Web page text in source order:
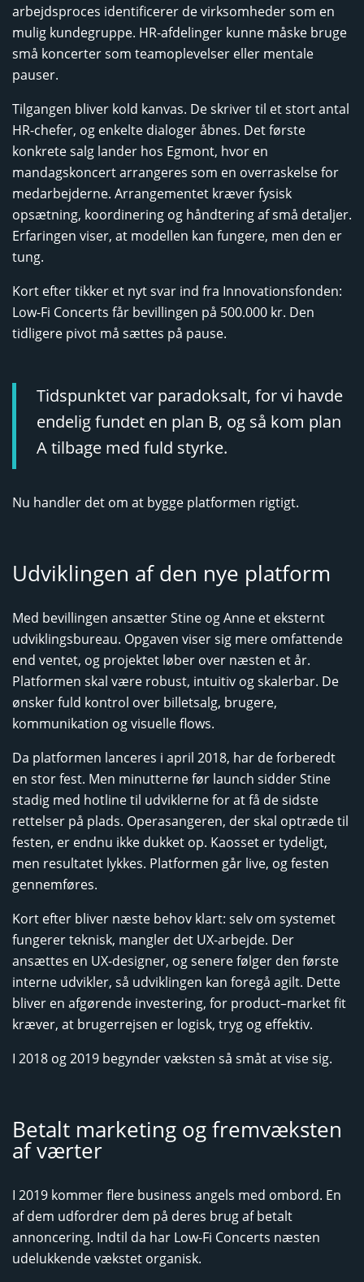
arbejdsproces identificerer de virksomheder som en
mulig kundegruppe. HR-afdelinger kunne måske bruge
små koncerter som teamoplevelser eller mentale
pauser.
Tilgangen bliver kold kanvas. De skriver til et stort antal
HR-chefer, og enkelte dialoger åbnes. Det første
konkrete salg lander hos Egmont, hvor en
mandagskoncert arrangeres som en overraskelse for
medarbejderne. Arrangementet kræver fysisk
opsætning, koordinering og håndtering af små detaljer.
Erfaringen viser, at modellen kan fungere, men den er
tung.
Kort efter tikker et nyt svar ind fra Innovationsfonden:
Low-Fi Concerts får bevillingen på 500.000 kr. Den
tidligere pivot må sættes på pause.
Tidspunktet var paradoksalt, for vi havde
endelig fundet en plan B, og så kom plan
A tilbage med fuld styrke.
Nu handler det om at bygge platformen rigtigt.
Udviklingen af den nye platform
Med bevillingen ansætter Stine og Anne et eksternt
udviklingsbureau. Opgaven viser sig mere omfattende
end ventet, og projektet løber over næsten et år.
Platformen skal være robust, intuitiv og skalerbar. De
ønsker fuld kontrol over billetsalg, brugere,
kommunikation og visuelle flows.
Da platformen lanceres i april 2018, har de forberedt
en stor fest. Men minutterne før launch sidder Stine
stadig med hotline til udviklerne for at få de sidste
rettelser på plads. Operasangeren, der skal optræde til
festen, er endnu ikke dukket op. Kaosset er tydeligt,
men resultatet lykkes. Platformen går live, og festen
gennemføres.
Kort efter bliver næste behov klart: selv om systemet
fungerer teknisk, mangler det UX-arbejde. Der
ansættes en UX-designer, og senere følger den første
interne udvikler, så udviklingen kan foregå agilt. Dette
bliver en afgørende investering, for product–market fit
kræver, at brugerrejsen er logisk, tryg og effektiv.
I 2018 og 2019 begynder væksten så småt at vise sig.
Betalt marketing og fremvæksten
af værter
I 2019 kommer flere business angels med ombord. En
af dem udfordrer dem på deres brug af betalt
annoncering. Indtil da har Low-Fi Concerts næsten
udelukkende vækstet organisk.